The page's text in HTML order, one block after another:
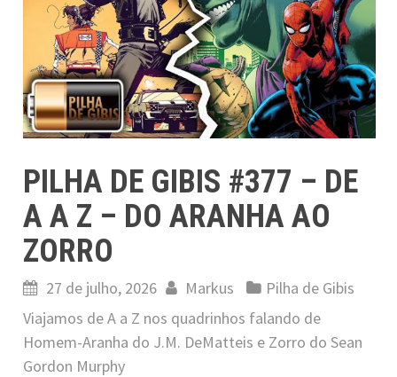
PILHA DE GIBIS #377 – DE
A A Z – DO ARANHA AO
ZORRO
27 de julho, 2026 Markus
Pilha de Gibis
Viajamos de A a Z nos quadrinhos falando de
Homem-Aranha do J.M. DeMatteis e Zorro do Sean
Gordon Murphy